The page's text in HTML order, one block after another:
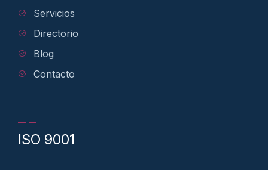
Servicios
Directorio
Blog
Contacto
ISO 9001